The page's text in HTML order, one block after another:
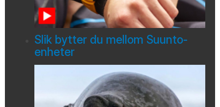
Slik bytter du mellom Suunto-
enheter